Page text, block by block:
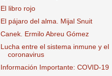
El libro rojo
El pájaro del alma. Mijal Snuit
Canek. Ermilo Abreu Gómez
Lucha entre el sistema inmune y el
coronavirus
Información Importante: COVID-19